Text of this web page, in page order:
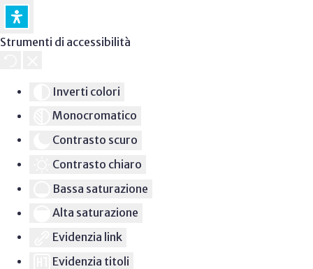
Strumenti di accessibilità
Inverti colori
Monocromatico
Contrasto scuro
Contrasto chiaro
Bassa saturazione
Alta saturazione
Evidenzia link
Evidenzia titoli